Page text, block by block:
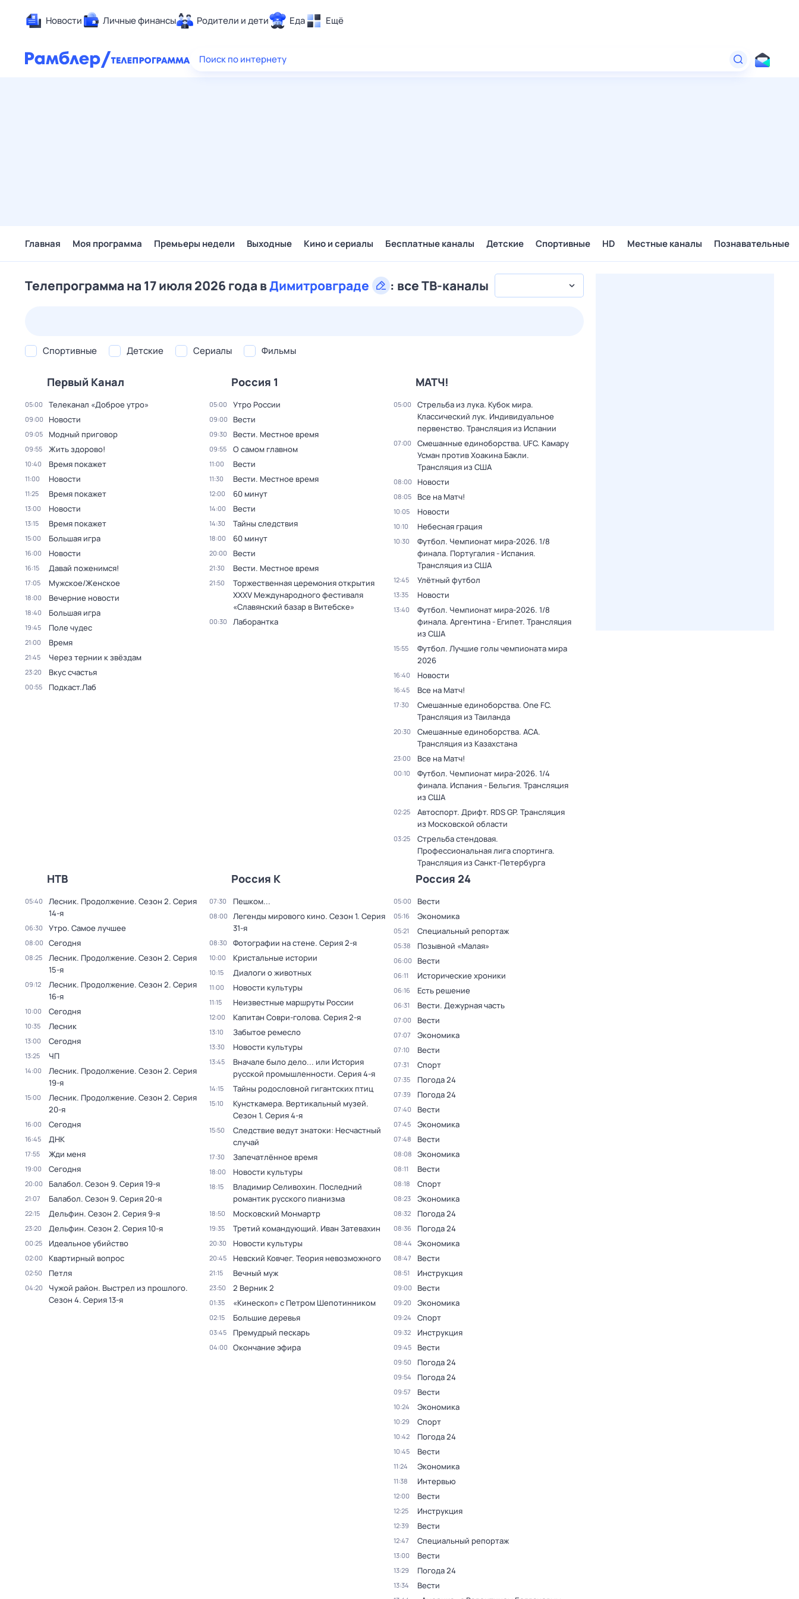
Новости Личные финансы Родители и дети Еда Ещё
Здоровье
Поиск по интернету
Главная Моя программа Премьеры недели Выходные Кино и сериалы Бесплатные каналы Детские Спортивные HD Местные каналы Познавательные
Телепрограмма на 17 июля 2026 года вДимитровграде : все ТВ-каналы
Спортивные Детские Сериалы Фильмы
Первый Канал
05:00 Телеканал «Доброе утро»
09:00 Новости
09:05 Модный приговор
09:55 Жить здорово!
10:40 Время покажет
11:00 Новости
11:25 Время покажет
13:00 Новости
13:15 Время покажет
15:00 Большая игра
16:00 Новости
16:15 Давай поженимся!
17:05 Мужское/Женское
18:00 Вечерние новости
18:40 Большая игра
19:45 Поле чудес
21:00 Время
21:45 Через тернии к звёздам
23:20 Вкус счастья
00:55 Подкаст.Лаб
Россия 1
05:00 Утро России
09:00 Вести
09:30 Вести. Местное время
09:55 О самом главном
11:00 Вести
11:30 Вести. Местное время
12:00 60 минут
14:00 Вести
14:30 Тайны следствия
18:00 60 минут
20:00 Вести
21:30 Вести. Местное время
21:50
Торжественная церемония открытия
XXXV Международного фестиваля
«Славянский базар в Витебске»
00:30 Лаборантка
МАТЧ!
05:00
Стрельба из лука. Кубок мира.
Классический лук. Индивидуальное
первенство. Трансляция из Испании
07:00
Смешанные единоборства. UFC. Камару
Усман против Хоакина Бакли.
Трансляция из США
08:00 Новости
08:05 Все на Матч!
10:05 Новости
10:10 Небесная грация
10:30
Футбол. Чемпионат мира-2026. 1/8
финала. Португалия - Испания.
Трансляция из США
12:45 Улётный футбол
13:35 Новости
13:40
Футбол. Чемпионат мира-2026. 1/8
финала. Аргентина - Египет. Трансляция
из США
15:55
Футбол. Лучшие голы чемпионата мира
2026
16:40 Новости
16:45 Все на Матч!
17:30
Смешанные единоборства. One FC.
Трансляция из Таиланда
20:30
Смешанные единоборства. АСА.
Трансляция из Казахстана
23:00 Все на Матч!
00:10
Футбол. Чемпионат мира-2026. 1/4
финала. Испания - Бельгия. Трансляция
из США
02:25
Автоспорт. Дрифт. RDS GP. Трансляция
из Московской области
03:25
Стрельба стендовая.
Профессиональная лига спортинга.
Трансляция из Санкт-Петербурга
НТВ
05:40 Лесник. Продолжение. Сезон 2. Серия
14-я
06:30 Утро. Самое лучшее
08:00 Сегодня
08:25 Лесник. Продолжение. Сезон 2. Серия
15-я
09:12 Лесник. Продолжение. Сезон 2. Серия
16-я
10:00 Сегодня
10:35 Лесник
13:00 Сегодня
13:25 ЧП
14:00 Лесник. Продолжение. Сезон 2. Серия
19-я
15:00 Лесник. Продолжение. Сезон 2. Серия
20-я
16:00 Сегодня
16:45 ДНК
17:55 Жди меня
19:00 Сегодня
20:00 Балабол. Сезон 9. Серия 19-я
21:07 Балабол. Сезон 9. Серия 20-я
22:15 Дельфин. Сезон 2. Серия 9-я
23:20 Дельфин. Сезон 2. Серия 10-я
00:25 Идеальное убийство
02:00 Квартирный вопрос
02:50 Петля
04:20 Чужой район. Выстрел из прошлого.
Сезон 4. Серия 13-я
Россия К
07:30 Пешком...
08:00 Легенды мирового кино. Сезон 1. Серия
31-я
08:30 Фотографии на стене. Серия 2-я
10:00 Кристальные истории
10:15 Диалоги о животных
11:00 Новости культуры
11:15 Неизвестные маршруты России
12:00 Капитан Соври-голова. Серия 2-я
13:10 Забытое ремесло
13:30 Новости культуры
13:45
Вначале было дело... или История
русской промышленности. Серия 4-я
14:15 Тайны родословной гигантских птиц
15:10 Кунсткамера. Вертикальный музей.
Сезон 1. Серия 4-я
15:50
Следствие ведут знатоки: Несчастный
случай
17:30 Запечатлённое время
18:00 Новости культуры
18:15
Владимир Селивохин. Последний
романтик русского пианизма
18:50 Московский Монмартр
19:35 Третий командующий. Иван Затевахин
20:30 Новости культуры
20:45 Невский Ковчег. Теория невозможного
21:15 Вечный муж
23:50 2 Верник 2
01:35 «Кинескоп» с Петром Шепотинником
02:15 Большие деревья
03:45 Премудрый пескарь
04:00 Окончание эфира
Россия 24
05:00 Вести
05:16 Экономика
05:21 Специальный репортаж
05:38 Позывной «Малая»
06:00 Вести
06:11 Исторические хроники
06:16 Есть решение
06:31 Вести. Дежурная часть
07:00 Вести
07:07 Экономика
07:10 Вести
07:31 Спорт
07:35 Погода 24
07:39 Погода 24
07:40 Вести
07:45 Экономика
07:48 Вести
08:08 Экономика
08:11 Вести
08:18 Спорт
08:23 Экономика
08:32 Погода 24
08:36 Погода 24
08:44 Экономика
08:47 Вести
08:51 Инструкция
09:00 Вести
09:20 Экономика
09:24 Спорт
09:32 Инструкция
09:45 Вести
09:50 Погода 24
09:54 Погода 24
09:57 Вести
10:24 Экономика
10:29 Спорт
10:42 Погода 24
10:45 Вести
11:24 Экономика
11:38 Интервью
12:00 Вести
12:25 Инструкция
12:39 Вести
12:47 Специальный репортаж
13:00 Вести
13:29 Погода 24
13:34 Вести